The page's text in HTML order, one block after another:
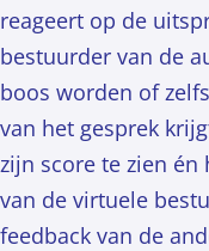
reageert op de
bestuurder van de
boos worden of
van het gesprek
zijn score te zien
van de virtuele
feedback van de